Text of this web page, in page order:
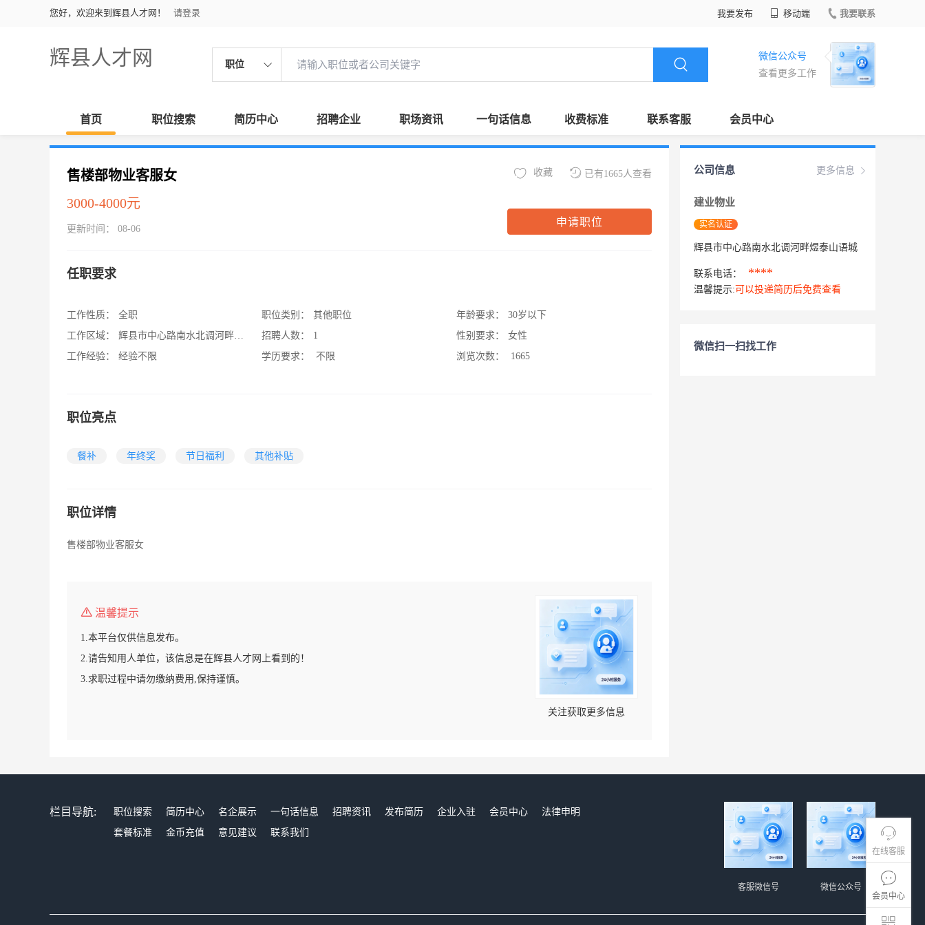
您好，欢迎来到辉县人才网！ 请登录 我要发布 移动端 我要联系
辉县人才网 职位
微信公众号
查看更多工作
首页 职位搜索 简历中心 招聘企业 职场资讯 一句话信息 收费标准 联系客服 会员中心
在线客服
会员中心
售楼部物业客服女
3000-4000元
更新时间： 08-06
已有1665人查看
收藏
申请职位
任职要求
工作性质：
全职
工作区域：
辉县市中心路南水北调河畔煜泰山语城
工作经验：
经验不限
职位类别：
其他职位
招聘人数：
1
学历要求：
不限
年龄要求：
30岁以下
性别要求：
女性
浏览次数：
1665
职位亮点
餐补 年终奖 节日福利 其他补贴
职位详情
售楼部物业客服女
温馨提示
1.本平台仅供信息发布。
2.请告知用人单位，该信息是在辉县人才网上看到的！
3.求职过程中请勿缴纳费用,保持谨慎。
关注获取更多信息
更多信息
公司信息
建业物业
实名认证
辉县市中心路南水北调河畔煜泰山语城
联系电话： ****
温馨提示: 可以投递简历后免费查看
微信扫一扫找工作
栏目导航: 职位搜索 简历中心 名企展示 一句话信息 招聘资讯 发布简历 企业入驻 会员中心
法律申明
套餐标准
金币充值 意见建议 联系我们
微信公众号
客服微信号